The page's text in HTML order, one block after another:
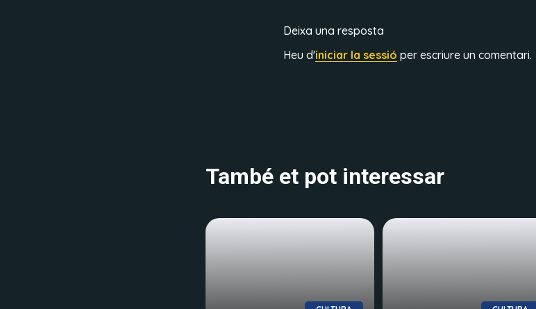
Deixa una resposta
Heu d'iniciar la sessió per escriure un comentari.
També et pot interessar